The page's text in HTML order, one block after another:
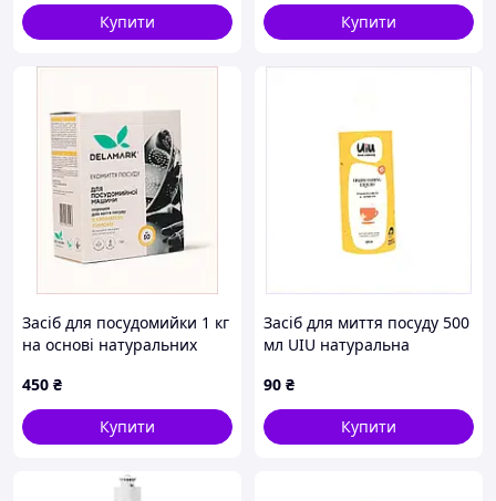
Купити
Купити
Засіб для посудомийки 1 кг
на основі натуральних
450 ₴
Купити
Засіб для миття посуду 500
мл UIU натуральна
90 ₴
Купити